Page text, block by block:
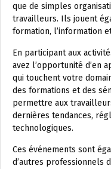
que de simples
travailleurs. Ils jouent
formation, l’information
En participant aux
avez l’opportunité d’en
qui touchent votre
des formations et des
permettre aux
dernières tendances,
technologiques.
Ces événements sont
d’autres professionnels